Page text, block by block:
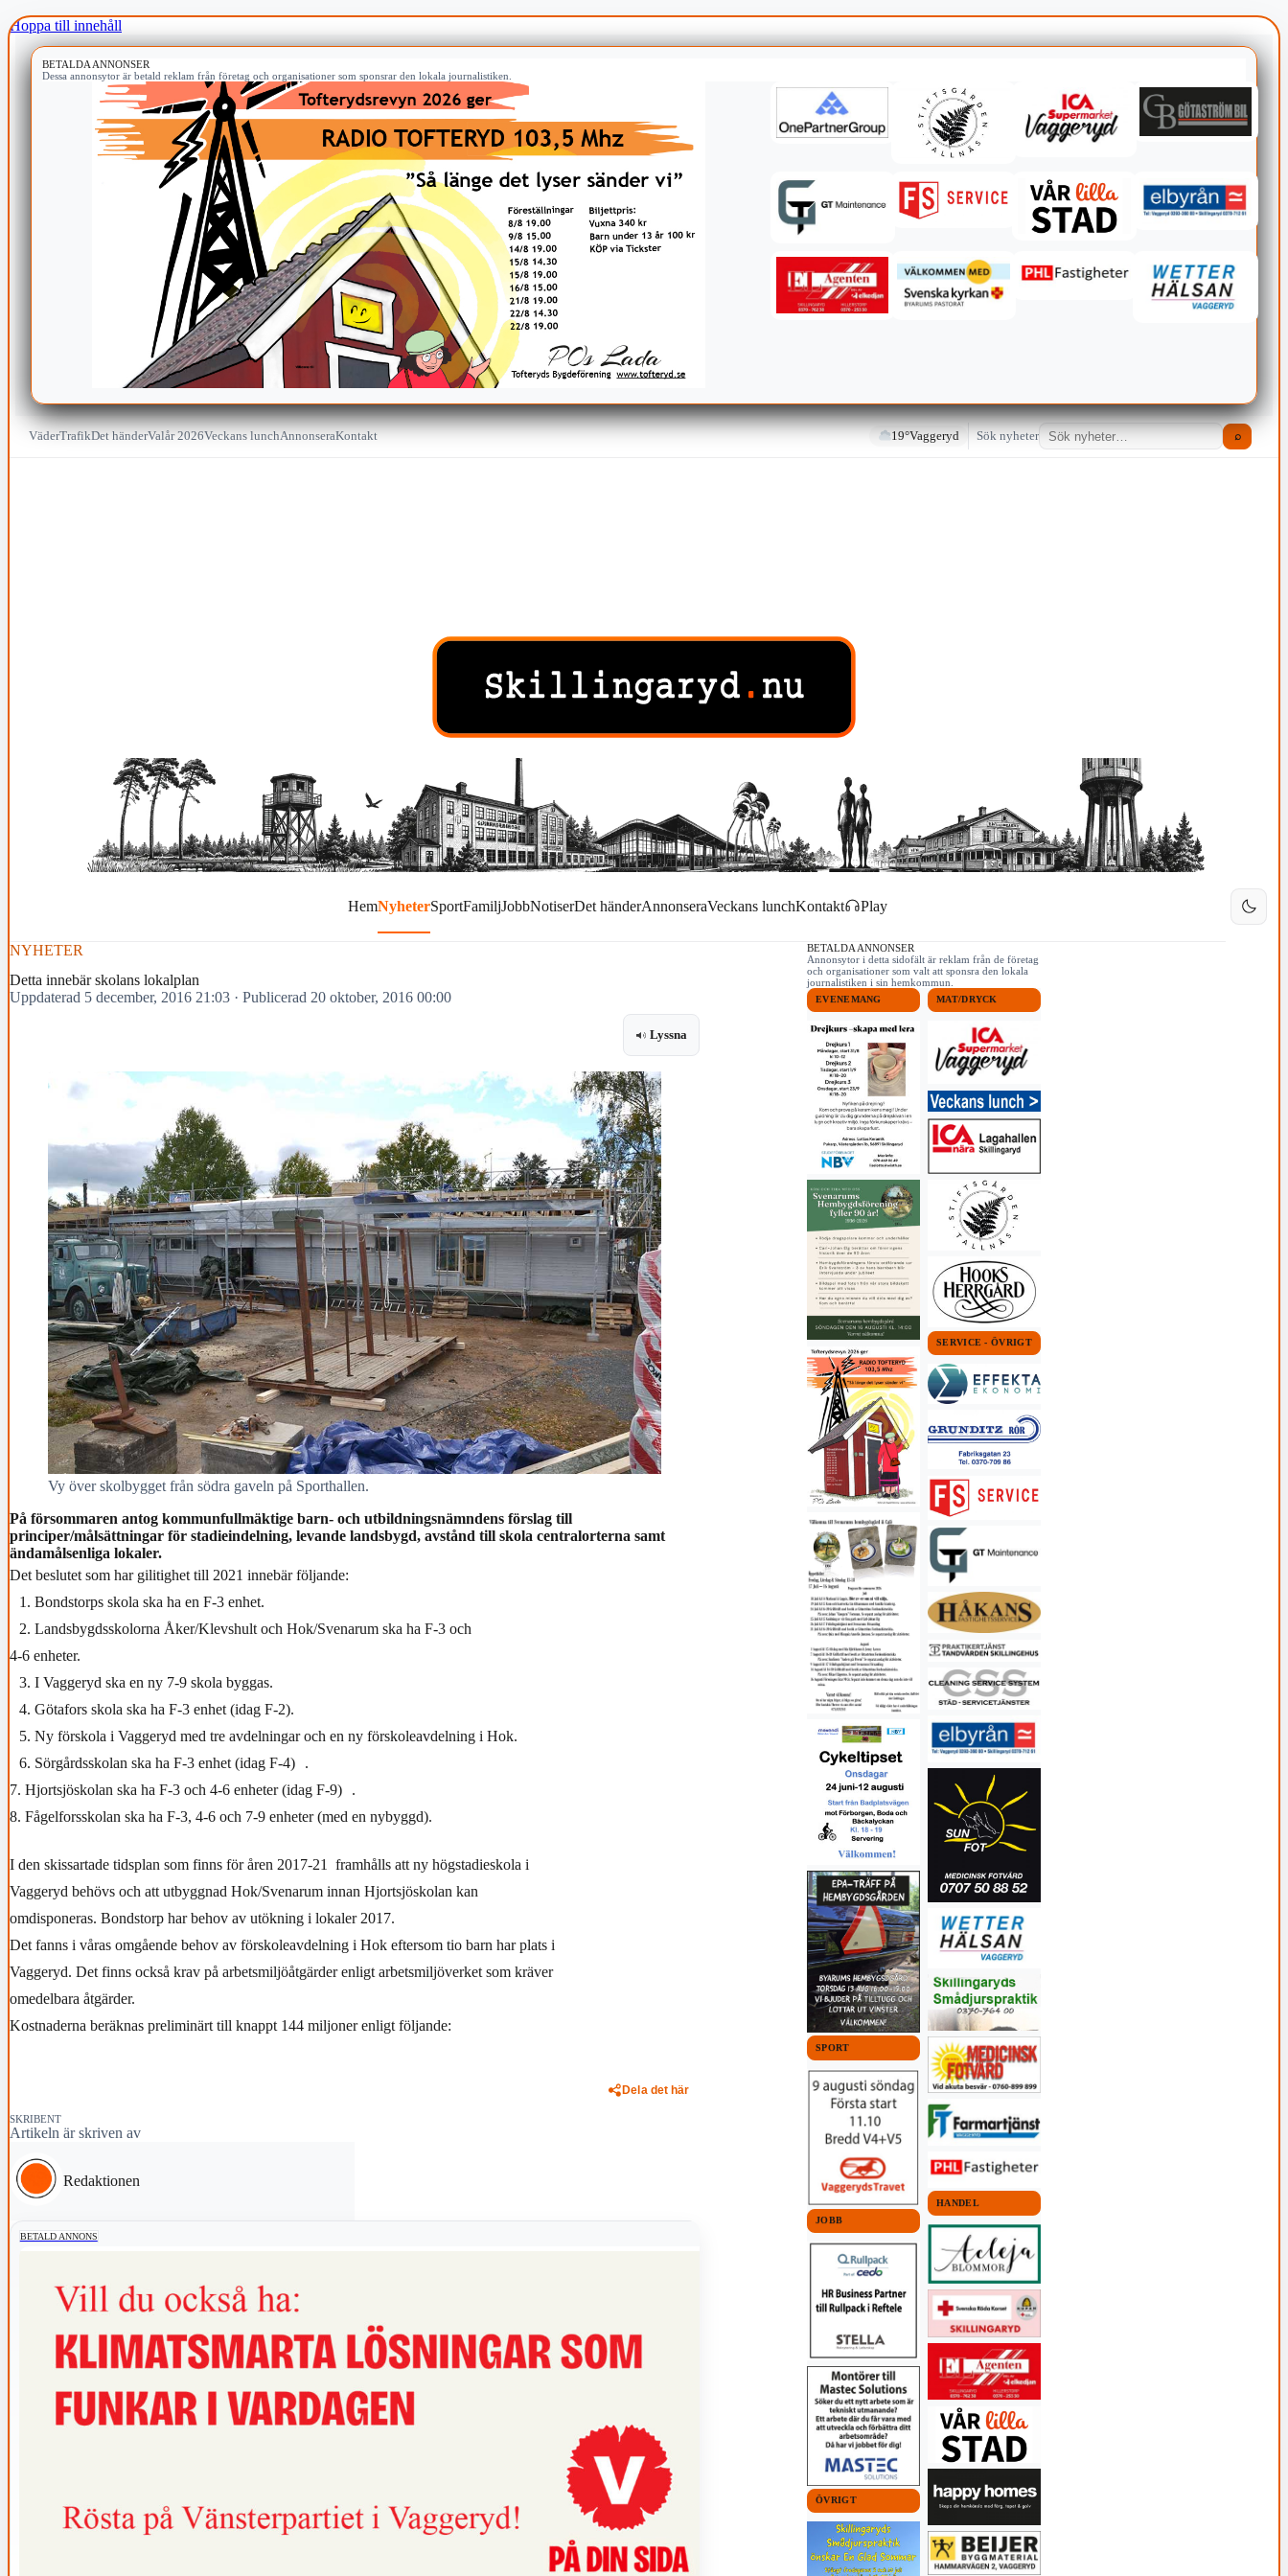
Hoppa till innehåll
BETALDA ANNONSER
Dessa annonsytor är betald reklam från företag och organisationer som sponsrar den lokala journalistiken.
VäderTrafikDet händerValår 2026Veckans lunchAnnonseraKontakt 19°Vaggeryd Sök nyheter ⌕
HemNyheterSportFamiljJobbNotiserDet händerAnnonseraVeckans lunchKontakt Play
NYHETER
Detta innebär skolans lokalplan
Uppdaterad 5 december, 2016 21:03 · Publicerad 20 oktober, 2016 00:00
Lyssna
Vy över skolbygget från södra gaveln på Sporthallen.
På försommaren antog kommunfullmäktige barn- och utbildningsnämndens förslag till
principer/målsättningar för stadieindelning, levande landsbygd, avstånd till skola centralorterna samt
ändamålsenliga lokaler.
Det beslutet som har gilitighet till 2021 innebär följande:
1. Bondstorps skola ska ha en F-3 enhet.
2. Landsbygdsskolorna Åker/Klevshult och Hok/Svenarum ska ha F-3 och
4-6 enheter.
3. I Vaggeryd ska en ny 7-9 skola byggas.
4. Götafors skola ska ha F-3 enhet (idag F-2).
5. Ny förskola i Vaggeryd med tre avdelningar och en ny förskoleavdelning i Hok.
6. Sörgårdsskolan ska ha F-3 enhet (idag F-4) .
7. Hjortsjöskolan ska ha F-3 och 4-6 enheter (idag F-9) .
8. Fågelforsskolan ska ha F-3, 4-6 och 7-9 enheter (med en nybyggd).
I den skissartade tidsplan som finns för åren 2017-21 framhålls att ny högstadieskola i
Vaggeryd behövs och att utbyggnad Hok/Svenarum innan Hjortsjöskolan kan
omdisponeras. Bondstorp har behov av utökning i lokaler 2017.
Det fanns i våras omgående behov av förskoleavdelning i Hok eftersom tio barn har plats i
Vaggeryd. Det finns också krav på arbetsmiljöåtgärder enligt arbetsmiljöverket som kräver
omedelbara åtgärder.
Kostnaderna beräknas preliminärt till knappt 144 miljoner enligt följande:
Dela det här
SKRIBENT
Artikeln är skriven av
Redaktionen
BETALD ANNONS
BETALDA ANNONSER
Annonsytor i detta sidofält är reklam från de företag
och organisationer som valt att sponsra den lokala
journalistiken i sin hemkommun.
EVENEMANG
SPORT
JOBB
ÖVRIGT
MAT/DRYCK
SERVICE - ÖVRIGT
HANDEL